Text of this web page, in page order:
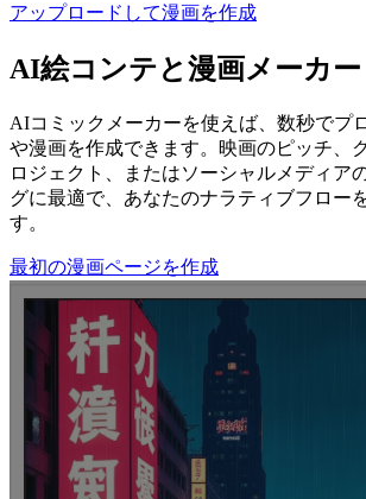
アップロードして漫画を作成
AI絵コンテと漫画メーカー
AIコミックメーカーを使えば、数秒でプ
や漫画を作成できます。映画のピッチ、
ロジェクト、またはソーシャルメディア
グに最適で、あなたのナラティブフロー
す。
最初の漫画ページを作成